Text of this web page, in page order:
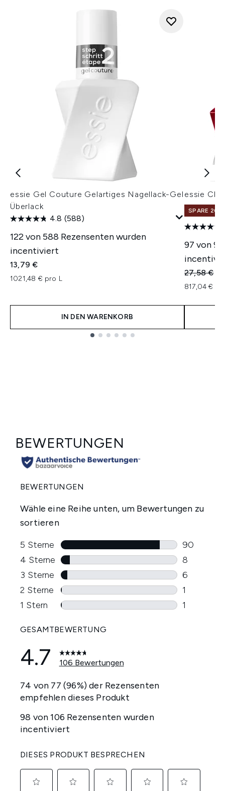
essie Gel Couture Gelartiges Nagellack-Gel
Überlack
4.8 (588)
122 von 588 Rezensenten wurden
incentiviert
13,79 €
1021,48 € pro L
IN DEN WARENKORB
essie
SPARE 20%
97 von
27,58 €
817,04 €